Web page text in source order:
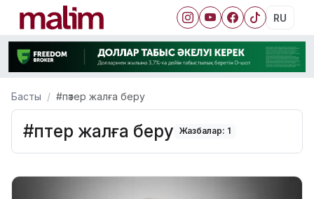
RU
Басты #пәтер жалға беру
#пәтер жалға беру Жазбалар: 1